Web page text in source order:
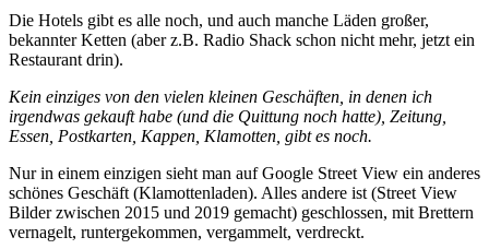
Die Hotels gibt es alle noch, und auch manche Läden großer,
bekannter Ketten (aber z.B. Radio Shack schon nicht mehr, jetzt ein
Restaurant drin).
Kein einziges von den vielen kleinen Geschäften, in denen ich
irgendwas gekauft habe (und die Quittung noch hatte), Zeitung,
Essen, Postkarten, Kappen, Klamotten, gibt es noch.
Nur in einem einzigen sieht man auf Google Street View ein anderes
schönes Geschäft (Klamottenladen). Alles andere ist (Street View
Bilder zwischen 2015 und 2019 gemacht) geschlossen, mit Brettern
vernagelt, runtergekommen, vergammelt, verdreckt.